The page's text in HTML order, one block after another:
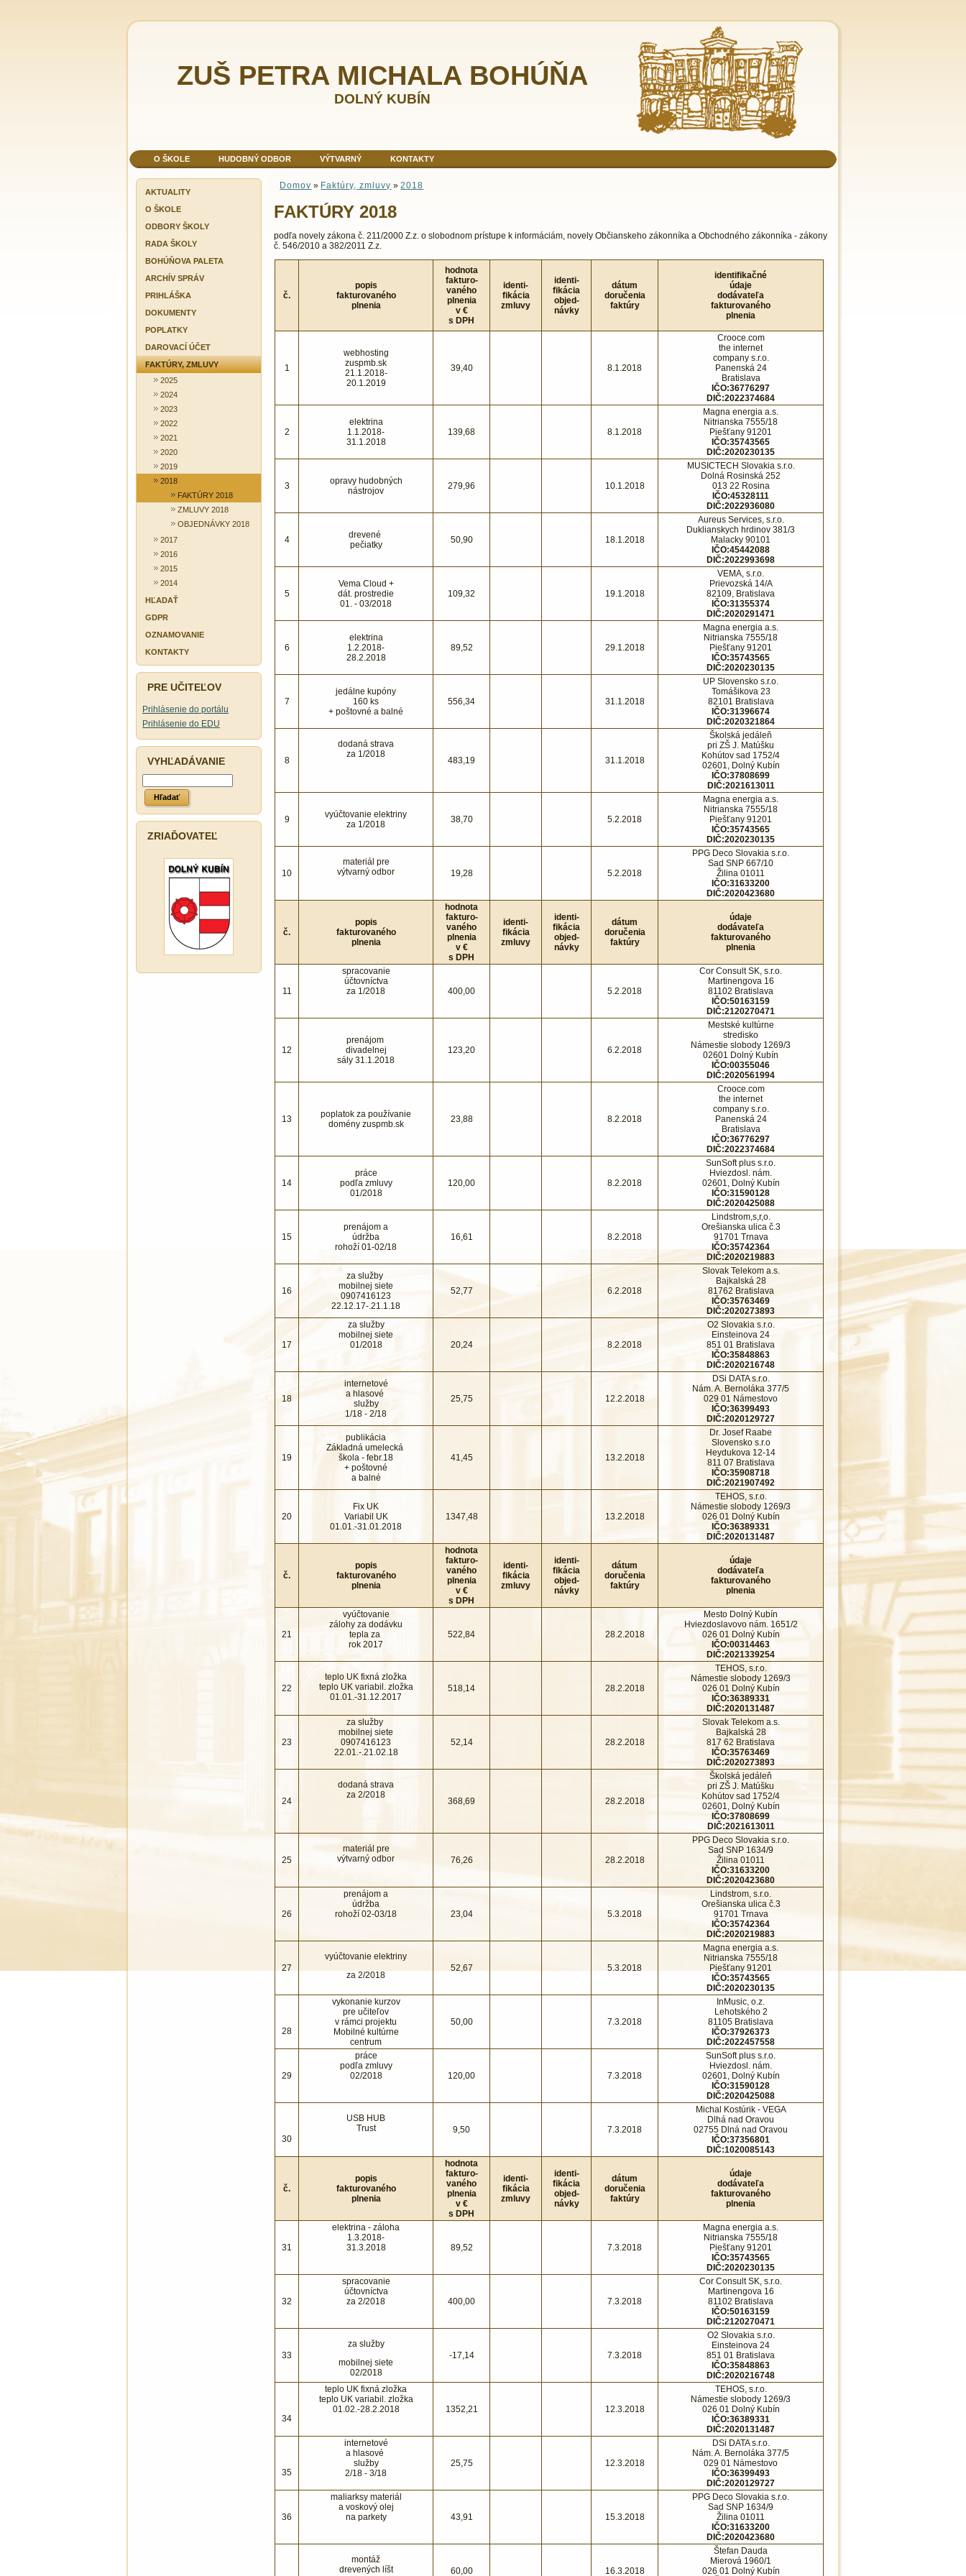
ZUŠ PETRA MICHALA BOHÚŇA
DOLNÝ KUBÍN
O ŠKOLE HUDOBNÝ ODBOR VÝTVARNÝ KONTAKTY
AKTUALITY
O ŠKOLE
ODBORY ŠKOLY
RADA ŠKOLY
BOHÚŇOVA PALETA
ARCHÍV SPRÁV
PRIHLÁŠKA
DOKUMENTY
POPLATKY
DAROVACÍ ÚČET
FAKTÚRY, ZMLUVY
2025
2024
2023
2022
2021
2020
2019
2018
FAKTÚRY 2018
ZMLUVY 2018
OBJEDNÁVKY 2018
2017
2016
2015
2014
HĽADAŤ
GDPR
OZNAMOVANIE
PROTISPOLOČENSKEJ
KONTAKTY
PRE UČITEĽOV
Prihlásenie do portálu
Prihlásenie do EDU
VYHĽADÁVANIE
ZRIAĎOVATEĽ
Domov » Faktúry, zmluvy »2018
FAKTÚRY 2018
podľa novely zákona č. 211/2000 Z.z. o slobodnom prístupe k informáciám, novely Občianskeho zákonníka a Obchodného zákonníka - zákony
č. 546/2010 a 382/2011 Z.z.
č.
popis
fakturovaného
plnenia
hodnota
fakturo-
vaného
plnenia
v €
s DPH
identi-
fikácia
zmluvy
identi-
fikácia
objed-
návky
dátum
doručenia
faktúry
identifikačné
údaje
dodávateľa
fakturovaného
plnenia
1
webhosting
zuspmb.sk
21.1.2018-
20.1.2019
39,40 8.1.2018
Crooce.com
the internet
company s.r.o.
Panenská 24
Bratislava
IČO:36776297
DIČ:2022374684
2
elektrina
1.1.2018-
31.1.2018
139,68 8.1.2018
Magna energia a.s.
Nitrianska 7555/18
Piešťany 91201
IČO:35743565
DIČ:2020230135
3
opravy hudobných
nástrojov
279,96 10.1.2018
MUSICTECH Slovakia s.r.o.
Dolná Rosinská 252
013 22 Rosina
IČO:45328111
DIČ:2022936080
4
drevené
pečiatky
50,90 18.1.2018
Aureus Services, s.r.o.
Duklianskych hrdinov 381/3
Malacky 90101
IČO:45442088
DIČ:2022993698
5
Vema Cloud +
dát. prostredie
01. - 03/2018
109,32 19.1.2018
VEMA, s.r.o.
Prievozská 14/A
82109, Bratislava
IČO:31355374
DIČ:2020291471
6
elektrina
1.2.2018-
28.2.2018
89,52 29.1.2018
Magna energia a.s.
Nitrianska 7555/18
Piešťany 91201
IČO:35743565
DIČ:2020230135
7
jedálne kupóny
160 ks
+ poštovné a balné
556,34 31.1.2018
UP Slovensko s.r.o.
Tomášikova 23
82101 Bratislava
IČO:31396674
DIČ:2020321864
8
dodaná strava
za 1/2018
483,19 31.1.2018
Školská jedáleň
pri ZŠ J. Matúšku
Kohútov sad 1752/4
02601, Dolný Kubín
IČO:37808699
DIČ:2021613011
9
vyúčtovanie elektriny
za 1/2018
38,70 5.2.2018
Magna energia a.s.
Nitrianska 7555/18
Piešťany 91201
IČO:35743565
DIČ:2020230135
10
materiál pre
výtvarný odbor
19,28 5.2.2018
PPG Deco Slovakia s.r.o.
Sad SNP 667/10
Žilina 01011
IČO:31633200
DIČ:2020423680
č.
popis
fakturovaného
plnenia
hodnota
fakturo-
vaného
plnenia
v €
s DPH
identi-
fikácia
zmluvy
identi-
fikácia
objed-
návky
dátum
doručenia
faktúry
údaje
dodávateľa
fakturovaného
plnenia
11
spracovanie
účtovníctva
za 1/2018
400,00 5.2.2018
Cor Consult SK, s.r.o.
Martinengova 16
81102 Bratislava
IČO:50163159
DIČ:2120270471
12
prenájom
divadelnej
sály 31.1.2018
123,20 6.2.2018
Mestské kultúrne
stredisko
Námestie slobody 1269/3
02601 Dolný Kubín
IČO:00355046
DIČ:2020561994
13
poplatok za používanie
domény zuspmb.sk
23,88 8.2.2018
Crooce.com
the internet
company s.r.o.
Panenská 24
Bratislava
IČO:36776297
DIČ:2022374684
14
práce
podľa zmluvy
01/2018
120,00 8.2.2018
SunSoft plus s.r.o.
Hviezdosl. nám.
02601, Dolný Kubín
IČO:31590128
DIČ:2020425088
15
prenájom a
údržba
rohoží 01-02/18
16,61 8.2.2018
Lindstrom,s,r,o.
Orešianska ulica č.3
91701 Trnava
IČO:35742364
DIČ:2020219883
16
za služby
mobilnej siete
0907416123
22.12.17-.21.1.18
52,77 6.2.2018
Slovak Telekom a.s.
Bajkalská 28
81762 Bratislava
IČO:35763469
DIČ:2020273893
17
za služby
mobilnej siete
01/2018
20,24 8.2.2018
O2 Slovakia s.r.o.
Einsteinova 24
851 01 Bratislava
IČO:35848863
DIČ:2020216748
18
internetové
a hlasové
služby
1/18 - 2/18
25,75 12.2.2018
DSi DATA s.r.o.
Nám. A. Bernoláka 377/5
029 01 Námestovo
IČO:36399493
DIČ:2020129727
19
publikácia
Základná umelecká
škola - febr.18
+ poštovné
a balné
41,45 13.2.2018
Dr. Josef Raabe
Slovensko s.r.o
Heydukova 12-14
811 07 Bratislava
IČO:35908718
DIČ:2021907492
20
Fix UK
Variabil UK
01.01.-31.01.2018
1347,48 13.2.2018
TEHOS, s.r.o.
Námestie slobody 1269/3
026 01 Dolný Kubín
IČO:36389331
DIČ:2020131487
č.
popis
fakturovaného
plnenia
hodnota
fakturo-
vaného
plnenia
v €
s DPH
identi-
fikácia
zmluvy
identi-
fikácia
objed-
návky
dátum
doručenia
faktúry
údaje
dodávateľa
fakturovaného
plnenia
21
vyúčtovanie
zálohy za dodávku
tepla za
rok 2017
522,84 28.2.2018
Mesto Dolný Kubín
Hviezdoslavovo nám. 1651/2
026 01 Dolný Kubín
IČO:00314463
DIČ:2021339254
22
teplo UK fixná zložka
teplo UK variabil. zložka
01.01.-31.12.2017
518,14 28.2.2018
TEHOS, s.r.o.
Námestie slobody 1269/3
026 01 Dolný Kubín
IČO:36389331
DIČ:2020131487
23
za služby
mobilnej siete
0907416123
22.01.-.21.02.18
52,14 28.2.2018
Slovak Telekom a.s.
Bajkalská 28
817 62 Bratislava
IČO:35763469
DIČ:2020273893
24
dodaná strava
za 2/2018
368,69 28.2.2018
Školská jedáleň
pri ZŠ J. Matúšku
Kohútov sad 1752/4
02601, Dolný Kubín
IČO:37808699
DIČ:2021613011
25
materiál pre
výtvarný odbor
76,26 28.2.2018
PPG Deco Slovakia s.r.o.
Sad SNP 1634/9
Žilina 01011
IČO:31633200
DIČ:2020423680
26
prenájom a
údržba
rohoží 02-03/18
23,04 5.3.2018
Lindstrom, s.r.o.
Orešianska ulica č.3
91701 Trnava
IČO:35742364
DIČ:2020219883
27
vyúčtovanie elektriny
za 2/2018
52,67 5.3.2018
Magna energia a.s.
Nitrianska 7555/18
Piešťany 91201
IČO:35743565
DIČ:2020230135
28
vykonanie kurzov
pre učiteľov
v rámci projektu
Mobilné kultúrne
centrum
50,00 7.3.2018
InMusic, o.z.
Lehotského 2
81105 Bratislava
IČO:37926373
DIČ:2022457558
29
práce
podľa zmluvy
02/2018
120,00 7.3.2018
SunSoft plus s.r.o.
Hviezdosl. nám.
02601, Dolný Kubín
IČO:31590128
DIČ:2020425088
30
USB HUB
Trust
9,50 7.3.2018
Michal Kostúrik - VEGA
Dlhá nad Oravou
02755 Dlná nad Oravou
IČO:37356801
DIČ:1020085143
č.
popis
fakturovaného
plnenia
hodnota
fakturo-
vaného
plnenia
v €
s DPH
identi-
fikácia
zmluvy
identi-
fikácia
objed-
návky
dátum
doručenia
faktúry
údaje
dodávateľa
fakturovaného
plnenia
31
elektrina - záloha
1.3.2018-
31.3.2018
89,52 7.3.2018
Magna energia a.s.
Nitrianska 7555/18
Piešťany 91201
IČO:35743565
DIČ:2020230135
32
spracovanie
účtovníctva
za 2/2018
400,00 7.3.2018
Cor Consult SK, s.r.o.
Martinengova 16
81102 Bratislava
IČO:50163159
DIČ:2120270471
33
za služby
mobilnej siete
02/2018
-17,14 7.3.2018
O2 Slovakia s.r.o.
Einsteinova 24
851 01 Bratislava
IČO:35848863
DIČ:2020216748
34
teplo UK fixná zložka
teplo UK variabil. zložka
01.02.-28.2.2018
1352,21 12.3.2018
TEHOS, s.r.o.
Námestie slobody 1269/3
026 01 Dolný Kubín
IČO:36389331
DIČ:2020131487
35
internetové
a hlasové
služby
2/18 - 3/18
25,75 12.3.2018
DSi DATA s.r.o.
Nám. A. Bernoláka 377/5
029 01 Námestovo
IČO:36399493
DIČ:2020129727
36
maliarksy materiál
a voskový olej
na parkety
43,91 15.3.2018
PPG Deco Slovakia s.r.o.
Sad SNP 1634/9
Žilina 01011
IČO:31633200
DIČ:2020423680
montáž
drevených líšt
60,00 16.3.2018
Štefan Dauda
Mierová 1960/1
026 01 Dolný Kubín